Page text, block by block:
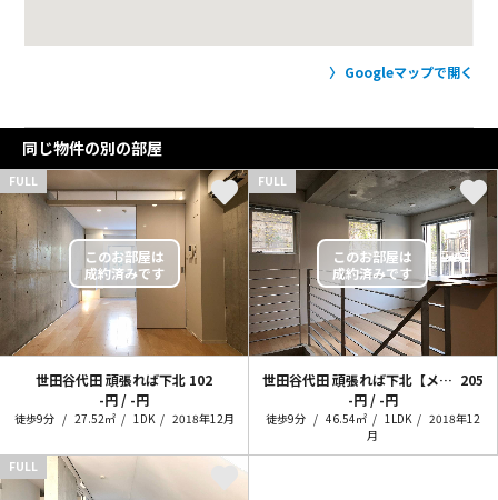
Googleマップで開く
同じ物件の別の部屋
FULL
世田谷代田 頑張れば下北 102
-円 / -円
徒歩9分 27.52㎡ 1DK 2018年12月
FULL
世田谷代田 頑張れば下北【メゾネット】 205
-円 / -円
徒歩9分 46.54㎡ 1LDK
2018年12
月
FULL